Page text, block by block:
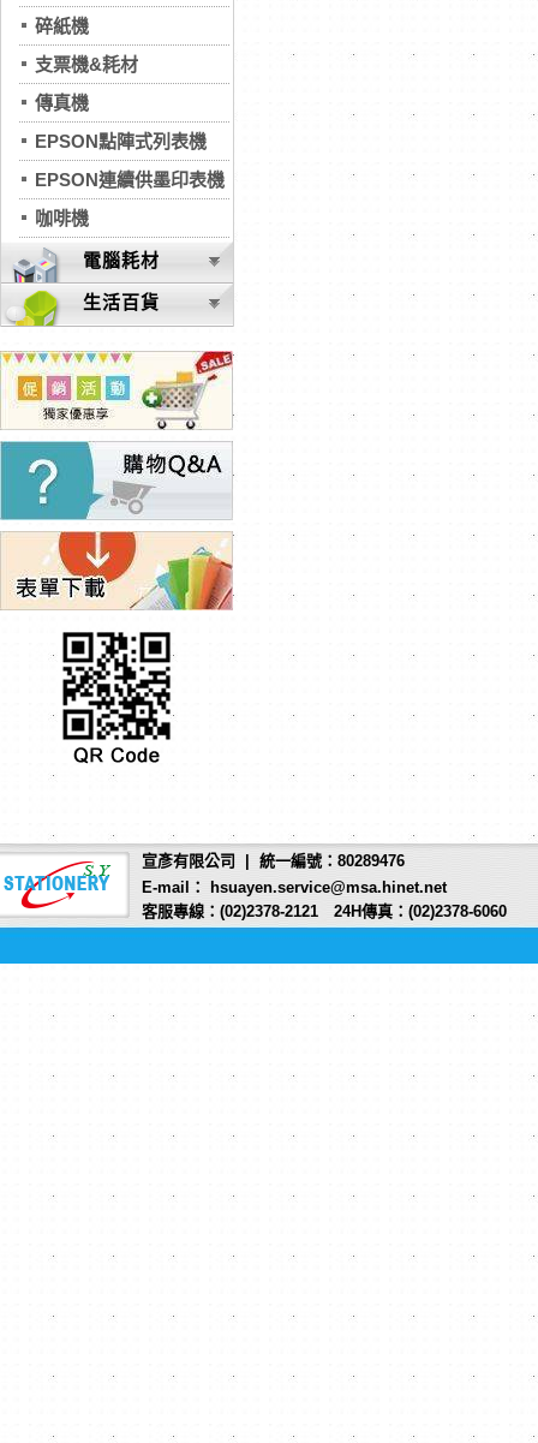
碎紙機
支票機&耗材
傳真機
EPSON點陣式列表機
EPSON連續供墨印表機
咖啡機
電腦耗材
生活百貨
宣彥有限公司 | 統一編號：80289476
E-mail： hsuayen.service@msa.hinet.net
客服專線：(02)2378-2121 24H傳真：(02)2378-6060